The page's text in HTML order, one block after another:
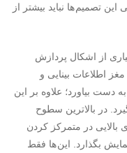
تصمیم ها نباید بیشتر از
از اشکال پردازش
اطلاعات بینایی و
دست بیاورد؛ علاوه بر این
در بالاترین سطوح
بالایی در متمرکز کردن
بگذارد. این ها فقط